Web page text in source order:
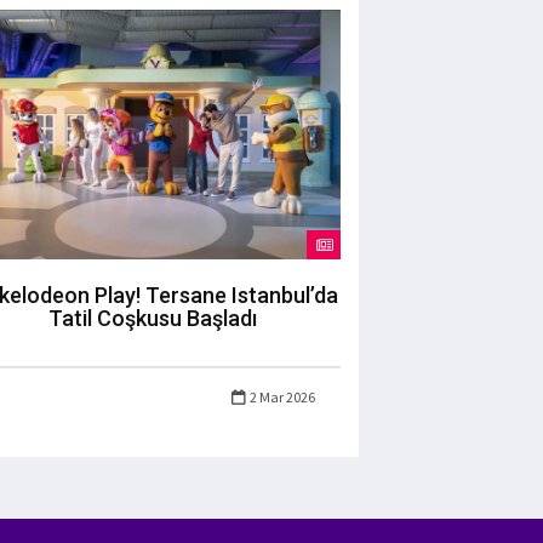
Play! Tersane Istanbul’da
Tatil Coşkusu Başladı
2 Mar 2026